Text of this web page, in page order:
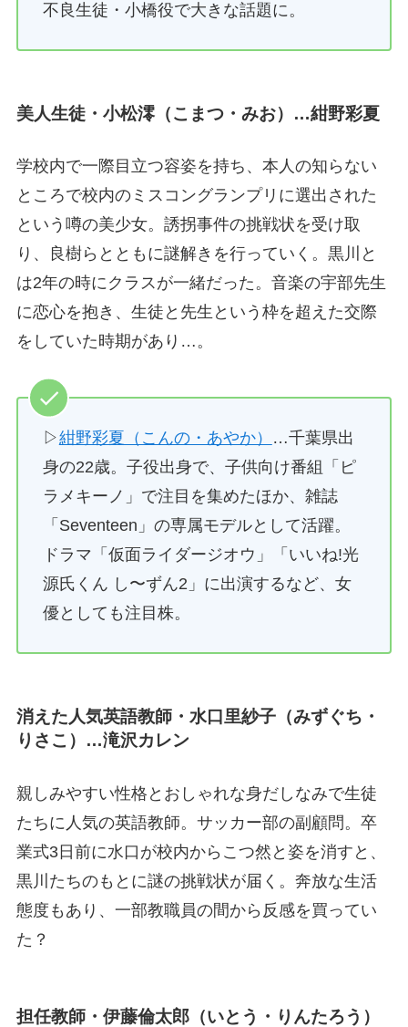
不良生徒・小橋役で大きな話題に。
美人生徒・小松澪（こまつ・みお）…紺野彩夏
学校内で一際目立つ容姿を持ち、本人の知らない
ところで校内のミスコングランプリに選出された
という噂の美少女。誘拐事件の挑戦状を受け取
り、良樹らとともに謎解きを行っていく。黒川と
は2年の時にクラスが一緒だった。音楽の宇部先生
に恋心を抱き、生徒と先生という枠を超えた交際
をしていた時期があり…。
▷紺野彩夏（こんの・あやか）
…千葉県出
身の22歳。子役出身で、子供向け番組「ピ
ラメキーノ」で注目を集めたほか、雑誌
「Seventeen」の専属モデルとして活躍。
ドラマ「仮面ライダージオウ」「いいね!光
源氏くん し〜ずん2」に出演するなど、女
優としても注目株。
消えた人気英語教師・水口里紗子（みずぐち・
りさこ）…滝沢カレン
親しみやすい性格とおしゃれな身だしなみで生徒
たちに人気の英語教師。サッカー部の副顧問。卒
業式3日前に水口が校内からこつ然と姿を消すと、
黒川たちのもとに謎の挑戦状が届く。奔放な生活
態度もあり、一部教職員の間から反感を買ってい
た？
担任教師・ 伊藤倫太郎（いとう・りんたろう）